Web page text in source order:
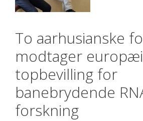
To aarhusianske
modtager
topbevilling for
banebrydende
forskning